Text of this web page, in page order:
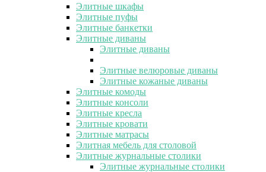
Элитные шкафы
Элитные пуфы
Элитные банкетки
Элитные диваны
Элитные диваны
Элитные велюровые диваны
Элитные кожаные диваны
Элитные комоды
Элитные консоли
Элитные кресла
Элитные кровати
Элитные матрасы
Элитная мебель для столовой
Элитные журнальные столики
Элитные журнальные столики